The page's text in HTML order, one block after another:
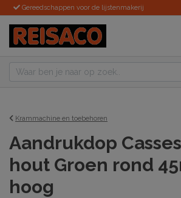
Gereedschappen voor de lijstenmakerij
Krammachine en toebehoren
Aandrukdop
hout Groen rond
hoog